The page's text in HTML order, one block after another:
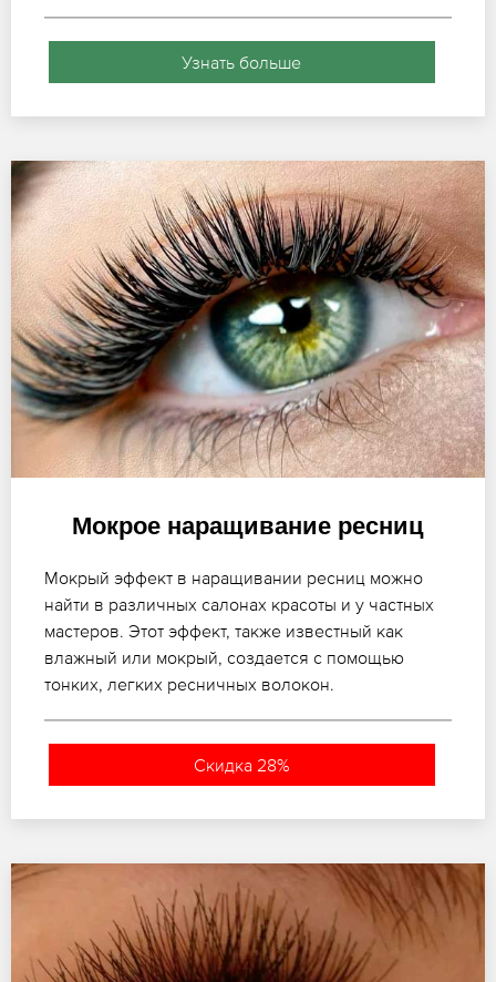
Узнать больше
Мокрое наращивание ресниц
Мокрый эффект в наращивании ресниц можно
найти в различных салонах красоты и у частных
мастеров. Этот эффект, также известный как
влажный или мокрый, создается с помощью
тонких, легких ресничных волокон.
Скидка 28%